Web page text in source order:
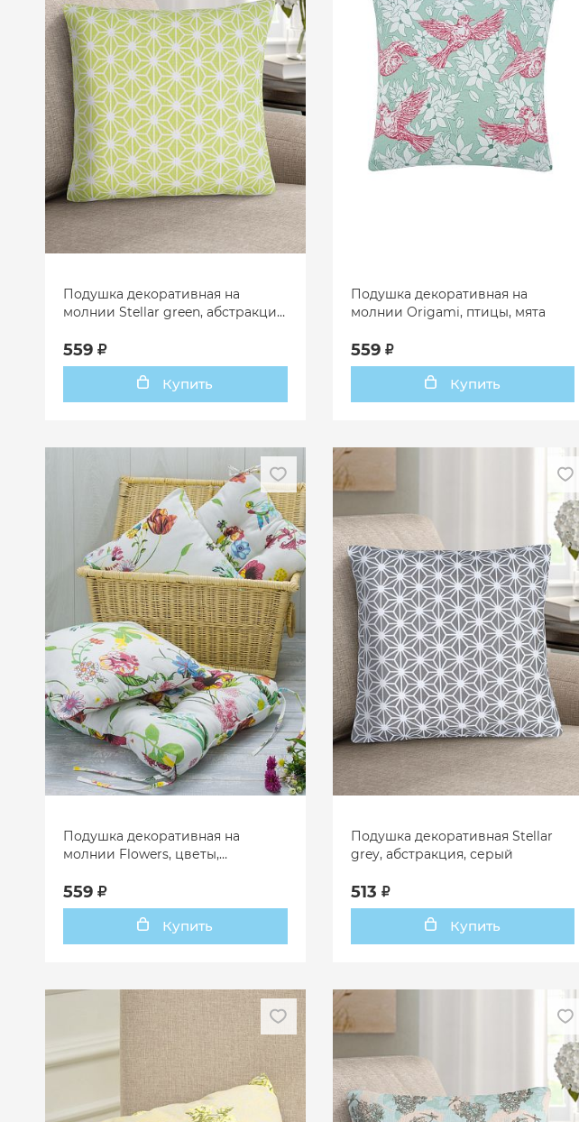
Подушка декоративная на
молнии Stellar green, абстракция,
559
Купить
Подушка декоративная на
молнии Origami, птицы, мята
559
Купить
Подушка декоративная на
молнии Flowers, цветы,
559
Купить
Подушка декоративная Stellar
grey, абстракция, серый
513
Купить